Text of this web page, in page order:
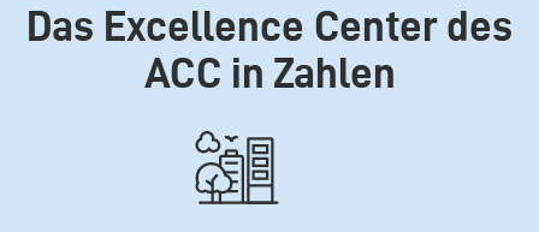
Das Excellence Center des
ACC in Zahlen
Icone